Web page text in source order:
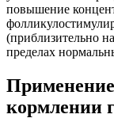
повышение
(приблизительно
пределах
кормлении